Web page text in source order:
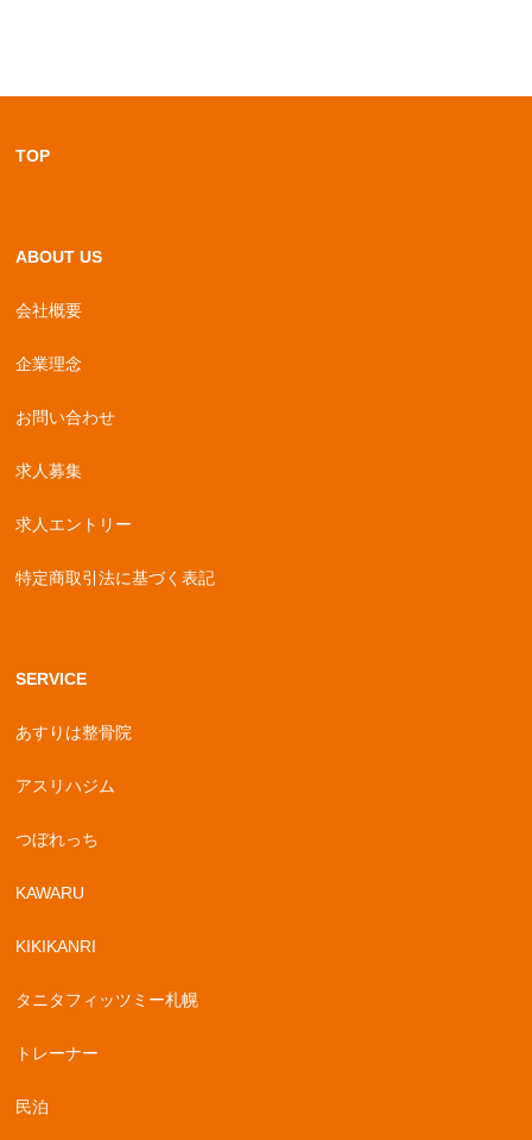
TOP
ABOUT US
会社概要
企業理念
お問い合わせ
求人募集
求人エントリー
特定商取引法に基づく表記
SERVICE
あすりは整骨院
アスリハジム
つぼれっち
KAWARU
KIKIKANRI
タニタフィッツミー札幌
トレーナー
民泊